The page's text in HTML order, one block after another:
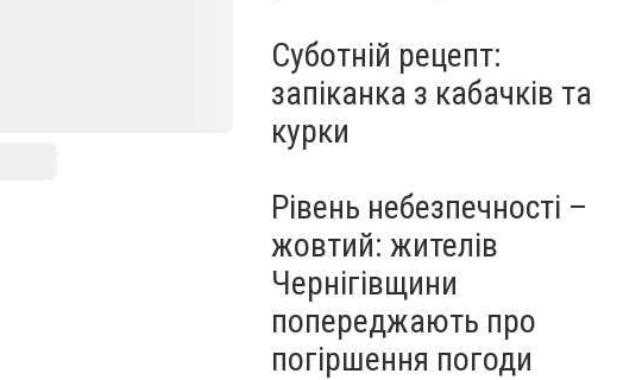
Суботній рецепт:
запіканка з кабачків та
курки
Рівень небезпечності –
жовтий: жителів
Чернігівщини
попереджають про
погіршення погоди